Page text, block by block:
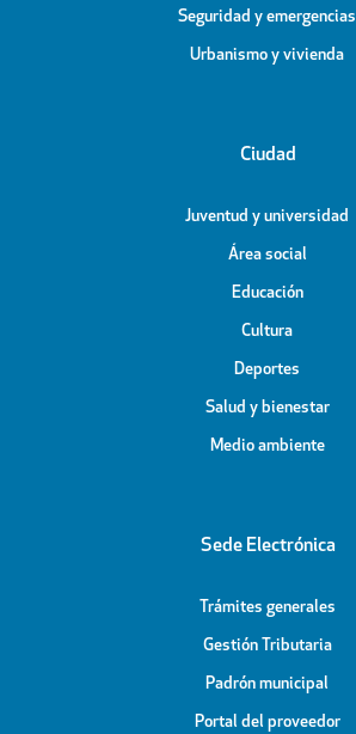
Seguridad y emergencias
Urbanismo y vivienda
Ciudad
Juventud y universidad
Área social
Educación
Cultura
Deportes
Salud y bienestar
Medio ambiente
Sede Electrónica
Trámites generales
Gestión Tributaria
Padrón municipal
Portal del proveedor